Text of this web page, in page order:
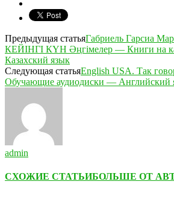
Предыдущая статьяГабриель Гарсиа
КЕЙІНГІ КҮН Әңгімелер — Книги на
Казахский язык
Следующая статьяEnglish USA. Так
Обучающие аудиодиски — Английский
admin
СХОЖИЕ СТАТЬИБОЛЬШЕ ОТ